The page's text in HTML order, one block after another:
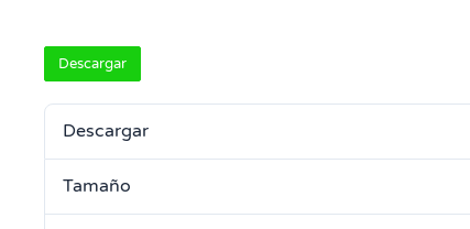
Descargar
Descargar
Tamaño